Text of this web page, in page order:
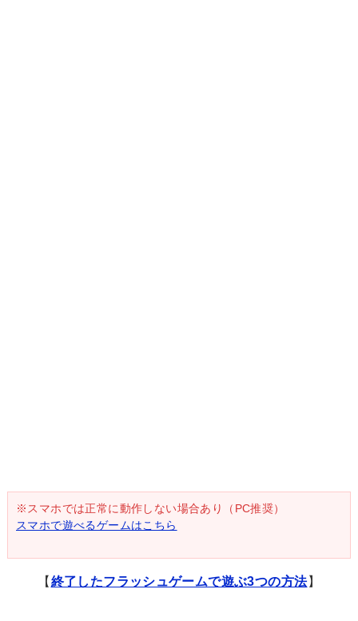
※スマホでは正常に動作しない場合あり（PC推奨）
スマホで遊べるゲームはこちら
【 終了したフラッシュゲームで遊ぶ3つの方法】